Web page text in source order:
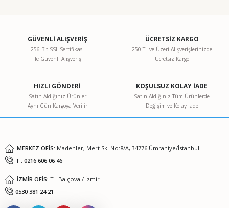
GÜVENLİ ALIŞVERİŞ
256 Bit SSL Sertifikası
ile Güvenli Alışveriş
ÜCRETSİZ KARGO
250 TL ve Üzeri Alışverişlerinizde
Ücretsiz Kargo
HIZLI GÖNDERİ
Satın Aldığınız Ürünler
Aynı Gün Kargoya Verilir
KOŞULSUZ KOLAY İADE
Satın Aldığınız Tüm Ürünlerde
Değişim ve Kolay İade
MERKEZ OFİS: Madenler, Mert Sk. No:8/A, 34776 Ümraniye/İstanbul
T : 0216 606 06 46
İZMİR OFİS: T : Balçova / İzmir
0530 381 24 21